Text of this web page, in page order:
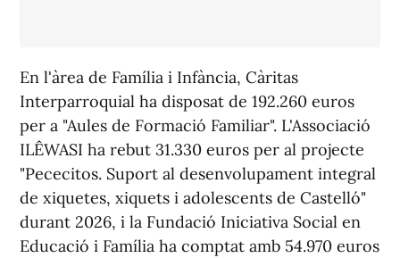
En l'àrea de Família i Infància, Càritas
Interparroquial ha disposat de 192.260 euros
per a "Aules de Formació Familiar". L'Associació
ILÊWASI ha rebut 31.330 euros per al projecte
"Pececitos. Suport al desenvolupament integral
de xiquetes, xiquets i adolescents de Castelló"
durant 2026, i la Fundació Iniciativa Social en
Educació i Família ha comptat amb 54.970 euros